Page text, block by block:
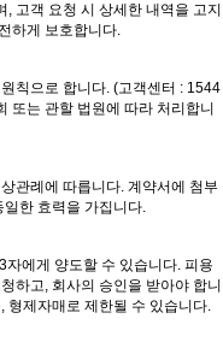
고객 요청 시 상세한 내역을 고지
하게 보호합니다.
칙으로 합니다. (고객센터 : 1544
또는 관할 법원에 따라 처리합니
관례에 따릅니다. 계약서에 첨부
한 효력을 가집니다.
자에게 양도할 수 있습니다. 피용
하고, 회사의 승인을 받아야 합니
형제자매로 제한될 수 있습니다.